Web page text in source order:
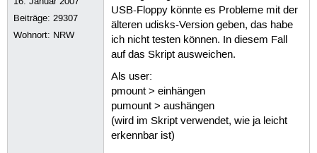
Beiträge:29307
Wohnort: NRW
USB-Floppy könnte es Probleme mit der
älteren udisks-Version geben, das habe
ich nicht testen können. In diesem Fall
auf das Skript ausweichen.
Als user:
pmount > einhängen
pumount > aushängen
(wird im Skript verwendet, wie ja leicht
erkennbar ist)